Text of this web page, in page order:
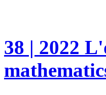
38 | 2022